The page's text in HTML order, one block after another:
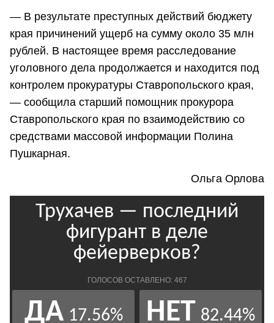
— В результате преступных действий бюджету
края причинений ущерб на сумму около 35 млн
рублей. В настоящее время расследование
уголовного дела продолжается и находится под
контролем прокуратуры Ставропольского края,
— сообщила старший помощник прокурора
Ставропольского края по взаимодействию со
средствами массовой информации Полина
Пушкарная.
Ольга Орлова